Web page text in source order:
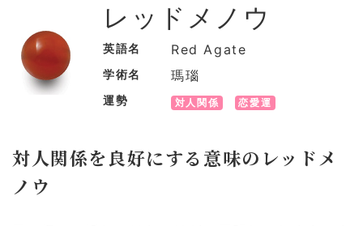
レッドメノウ
英語名 Red Agate
学術名 瑪瑙
運勢 対人関係 恋愛運
対人関係を良好にする意味のレッドメ
ノウ